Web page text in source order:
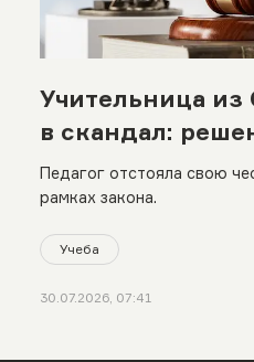
Учительница из
в скандал:
Педагог отстояла свою
рамках закона.
Учеба
30.07.2026, 07:41